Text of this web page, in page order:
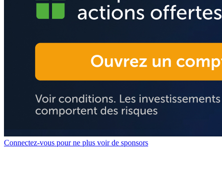
Connectez-vous pour ne plus voir de sponsors